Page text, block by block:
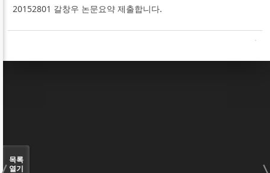
20152801 갈창우 논문요약 제출합니다.
목록
열기
Sketchbook5, 스케치북5
Sketchbook5, 스케치북5